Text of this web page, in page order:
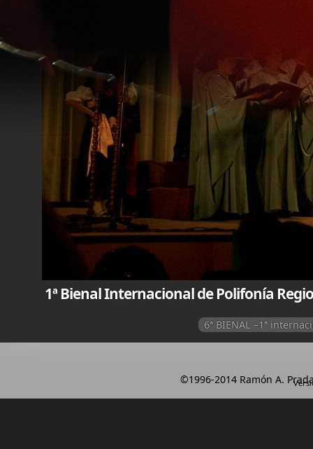
1ª Bienal Internacional de Polifonía
6ª BIENAL –1ª
©1996-2014 Ramón A.